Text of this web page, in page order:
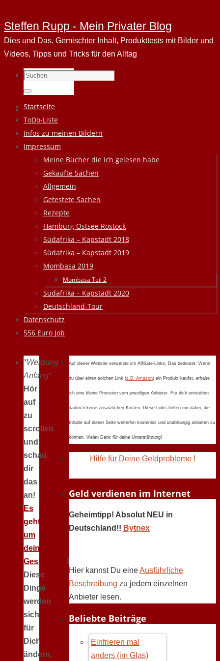
Steffen Rupp - Mein Privater Blog
Dies und Das, Gemischter Inhalt, Produkttests mit Bilder und
Videos, Tipps und Tricks für den Alltag
Suchen
nach:
Suchen
Zum
Inhalt
springen
Startseite
ToDo-Liste
Infos zu meinen Bildern
Impressum
Meine Bücher die ich gelesen habe
Gekaufte Sachen
Allgemein
Getestete Sachen
Rezepte
Hamburg Ostsee Rostock
Südafrika – Kapstadt 2018
Südafrika – Kapstadt 2019
Mombasa 2019
Mombasa Teil 2
Südafrika – Kapstadt 2020
Deutschland-Tour
Datenschutz
556 Euro Job
*Werbung
Anfang*
Hör
auf
zu
scrollen
und
schau
dir
das
an!
Es
geht
um
deine
Gesundheit !
Diese
Dinge
werden
sich
für
Dich
ändern,
Auf dieser Website verwende ich Affiliate-Links. Das bedeutet: Wenn
du über einen solchen Link (z.B. Amazon) ein Produkt kaufst, erhalte
ich eine kleine Provision vom jeweiligen Anbieter. Für dich entstehen
dadurch keine zusätzlichen Kosten. Diese Links helfen mir dabei, die
Inhalte auf dieser Seite weiterhin kostenlos und unabhängig anbieten zu
können. Vielen Dank für deine Unterstützung!
Hilfe für Deine Geldprobleme !
Geld verdienen im Internet
Geheimtipp! Absolut NEU in
Deutschland!! Bytnex
Hier kannst Du eineAusführliche
Beschreibung zu jedem einzelnen
Anbieter lesen.
Beliebte Beiträge
Einfrieren mal
anders (im Glas)